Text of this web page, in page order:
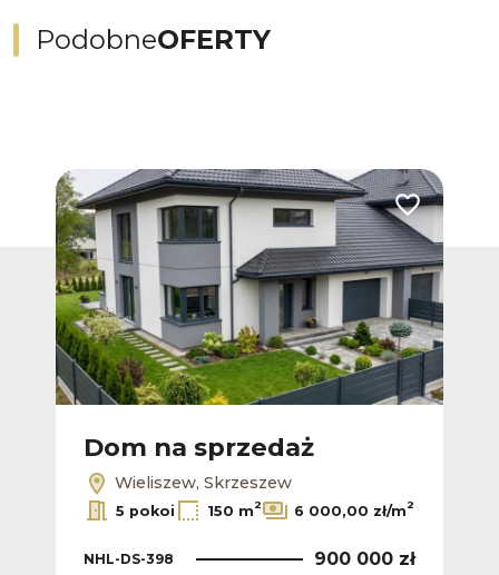
PodobneOFERTY
Dodaj do
Dom na sprzedaż
Wieliszew, Skrzeszew
5 pokoi 150 m2 6 000,00 zł/m2
NHL-DS-398 900 000 zł